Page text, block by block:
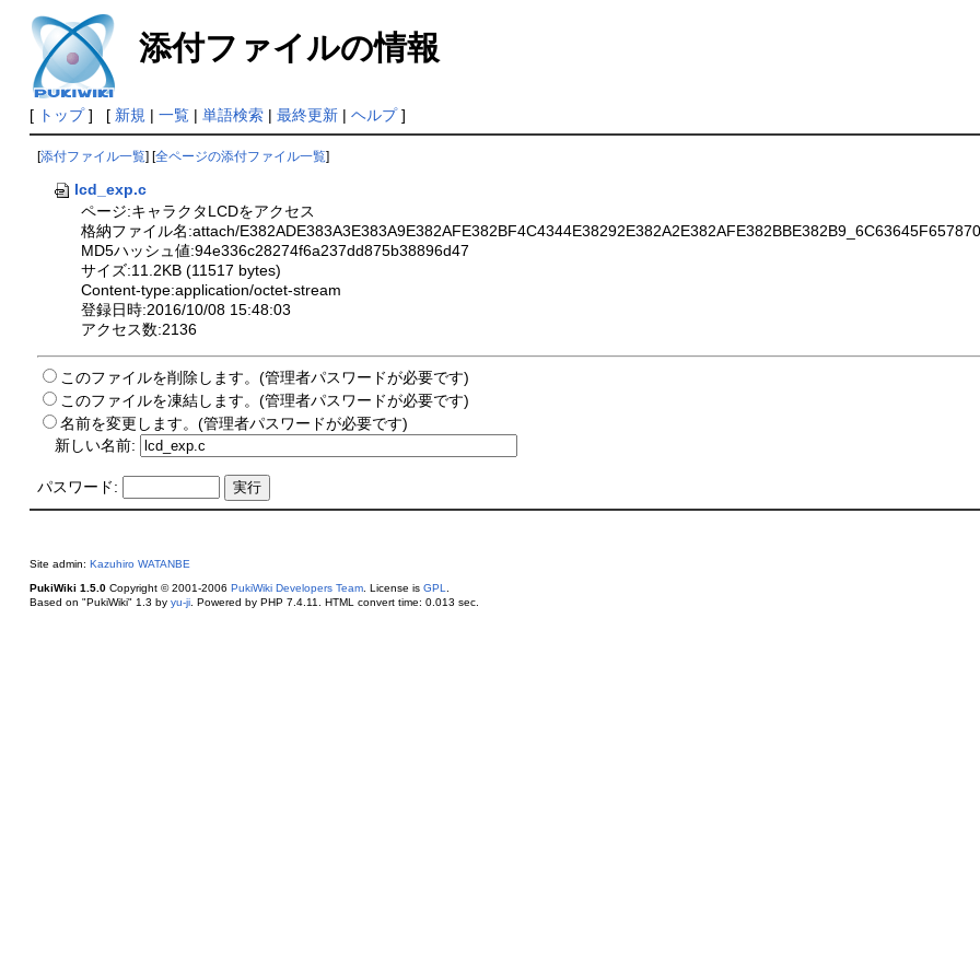
添付ファイルの情報
[ トップ] [ 新規 | 一覧| 単語検索| 最終更新| ヘルプ]
[添付ファイル一覧] [全ページの添付ファイル一覧]
lcd_exp.c
ページ:キャラクタLCDをアクセス
格納ファイル名:attach/
MD5ハッシュ値:94e336c28274f6a237dd875b38896d47
サイズ:11.2KB (11517 bytes)
Content-type:application/octet-stream
登録日時:2016/10/08 15:48:03
アクセス数:2136
このファイルを削除します。(管理者パスワードが必要です)
このファイルを凍結します。(管理者パスワードが必要です)
名前を変更します。(管理者パスワードが必要です)
新しい名前:
パスワード:
Site admin: Kazuhiro WATANBE
PukiWiki 1.5.0Copyright © 2001-2006 PukiWiki Developers Team. License is GPL.
Based on "PukiWiki" 1.3 by yu-ji. Powered by PHP 7.4.11. HTML convert time: 0.013 sec.